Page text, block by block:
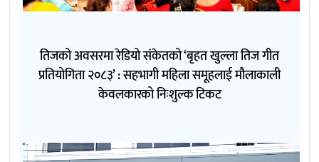
तिजको अवसरमा रेडियो संकेतको ‘बृहत खुल्ला तिज गीत
प्रतियोगिता २०८३’ : सहभागी महिला समूहलाई मौलाकाली
केवलकारको निःशुल्क टिकट